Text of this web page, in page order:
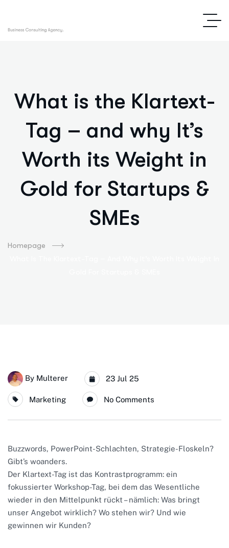
What is the Klartext-
Tag – and why It’s
Worth its Weight in
Gold for Startups &
SMEs
Homepage
By Multerer 23 Jul 25
Marketing No Comments
Buzzwords, PowerPoint-Schlachten, Strategie-Floskeln?
Gibt’s woanders.
Der Klartext-Tag ist das Kontrastprogramm: ein
fokussierter Workshop-Tag, bei dem das Wesentliche
wieder in den Mittelpunkt rückt – nämlich: Was bringt
unser Angebot wirklich? Wo stehen wir? Und wie
gewinnen wir Kunden?